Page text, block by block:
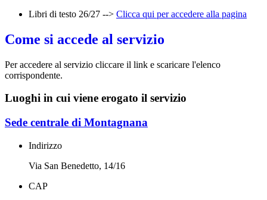
Libri di testo 26/27 --> Clicca qui per accedere alla pagina
Come si accede al servizio
Per accedere al servizio cliccare il link e scaricare l'elenco
corrispondente.
Luoghi in cui viene erogato il servizio
Sede centrale di Montagnana
Indirizzo
Via San Benedetto, 14/16
CAP